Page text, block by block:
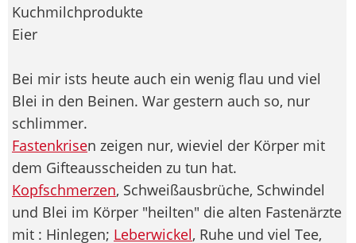
Kuchmilchprodukte
Eier
Bei mir ists heute auch ein wenig flau und viel
Blei in den Beinen. War gestern auch so, nur
schlimmer.
Fastenkrisen zeigen nur, wieviel der Körper mit
dem Gifteausscheiden zu tun hat.
Kopfschmerzen, Schweißausbrüche, Schwindel
und Blei im Körper "heilten" die alten Fastenärzte
mit : Hinlegen; Leberwickel, Ruhe und viel Tee,